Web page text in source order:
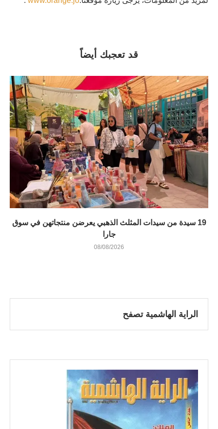
قد تعجبك أيضاً
19 سيدة من سيدات المثلث الذهبي يعرضن منتجاتهن في سوق
جارا
08/08/2026
الراية الهاشمية تصفح